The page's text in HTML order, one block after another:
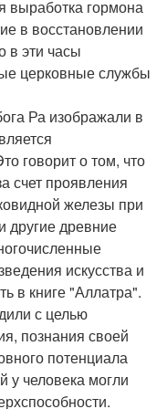
выработка гормона
в восстановлении
в эти часы
церковные службы
Ра изображали в
говорит о том, что
счет проявления
железы при
другие древние
искусства и
в книге "Аллатра".
с целью
познания своей
потенциала
у человека могли